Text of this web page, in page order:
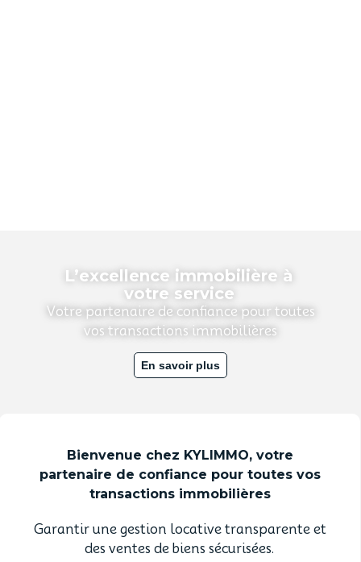
L’excellence immobilière à
votre service
Votre partenaire de confiance pour toutes
vos transactions immobilières
En savoir plus
Bienvenue chez KYLIMMO, votre
partenaire de confiance pour toutes vos
transactions immobilières
Garantir une gestion locative transparente et
des ventes de biens sécurisées.